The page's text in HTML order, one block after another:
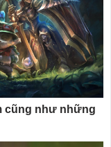
cũng như những